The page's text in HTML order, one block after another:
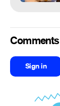
Comments
Sign in